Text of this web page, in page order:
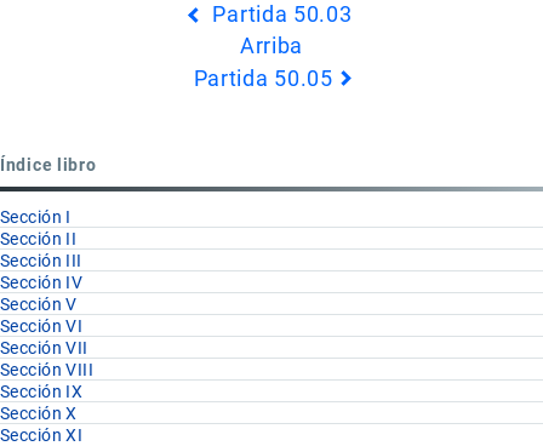
50.04
Partida 50.03
Arriba
Partida 50.05
Índice libro
Sección I
Sección II
Sección III
Sección IV
Sección V
Sección VI
Sección VII
Sección VIII
Sección IX
Sección X
Sección XI